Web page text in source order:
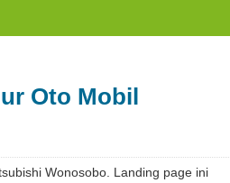
Oto Mobil
Wonosobo. Landing page ini